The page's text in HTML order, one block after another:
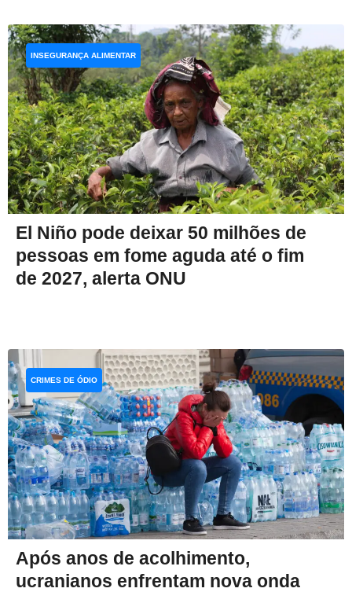
El Niño pode deixar 50 milhões de
pessoas em fome aguda até o fim
de 2027, alerta ONU
INSEGURANÇA ALIMENTAR
Após anos de acolhimento,
ucranianos enfrentam nova onda
CRIMES DE ÓDIO